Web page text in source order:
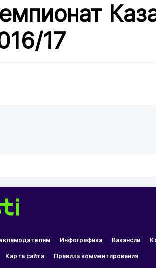
17
Инфографика Вакансии
Карта сайта Правила комментирования